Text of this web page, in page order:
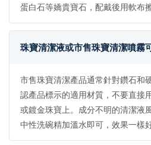
蛋白石等嬌貴寶石，配戴後用軟布
珠寶清潔液或市售珠寶清潔噴霧
市售珠寶清潔產品通常針對鑽石和
認產品標示的適用材質，不要直接
或鍍金珠寶上。成分不明的清潔液
中性洗碗精加溫水即可，效果一樣